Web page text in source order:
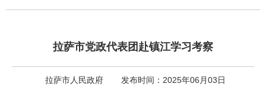
拉萨市党政代表团赴镇江学习考察
拉萨市人民政府 发布时间：2025年06月03日